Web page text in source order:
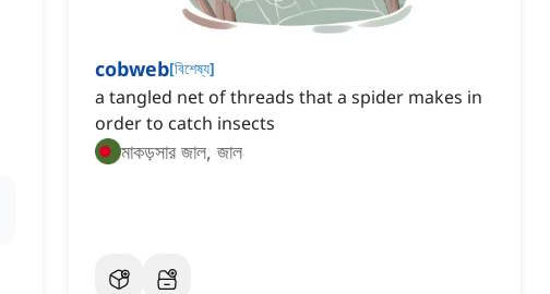
cobweb[বিশেষ্য]
a tangled net of threads that a spider makes in
order to catch insects
মাকড়সার জাল, জাল